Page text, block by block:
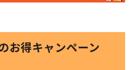
お得キャンペーン